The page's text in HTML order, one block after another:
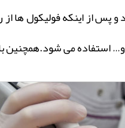
از اینکه فولیکول ‏ها
و… استفاده می